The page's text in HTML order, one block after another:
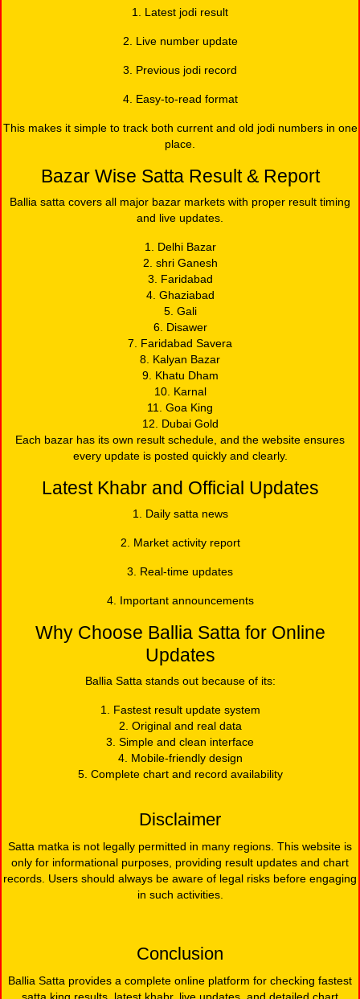
1. Latest jodi result
2. Live number update
3. Previous jodi record
4. Easy-to-read format
This makes it simple to track both current and old jodi numbers in one
place.
Bazar Wise Satta Result & Report
Ballia satta covers all major bazar markets with proper result timing
and live updates.
1. Delhi Bazar
2. shri Ganesh
3. Faridabad
4. Ghaziabad
5. Gali
6. Disawer
7. Faridabad Savera
8. Kalyan Bazar
9. Khatu Dham
10. Karnal
11. Goa King
12. Dubai Gold
Each bazar has its own result schedule, and the website ensures
every update is posted quickly and clearly.
Latest Khabr and Official Updates
1. Daily satta news
2. Market activity report
3. Real-time updates
4. Important announcements
Why Choose Ballia Satta for Online
Updates
Ballia Satta stands out because of its:
1. Fastest result update system
2. Original and real data
3. Simple and clean interface
4. Mobile-friendly design
5. Complete chart and record availability
Disclaimer
Satta matka is not legally permitted in many regions. This website is
only for informational purposes, providing result updates and chart
records. Users should always be aware of legal risks before engaging
in such activities.
Conclusion
Ballia Satta provides a complete online platform for checking fastest
satta king results, latest khabr, live updates, and detailed chart